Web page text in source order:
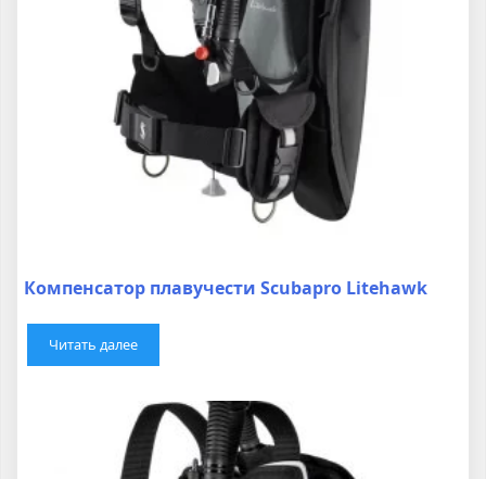
Компенсатор плавучести Scubapro Litehawk
Читать далее